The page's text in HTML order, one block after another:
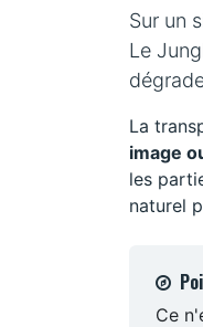
Sur un
Le
La
image
les
naturel
Ce